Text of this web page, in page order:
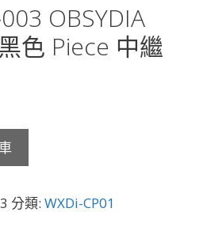
OBSYDIA
色 Piece 中繼
分類: WXDi-CP01